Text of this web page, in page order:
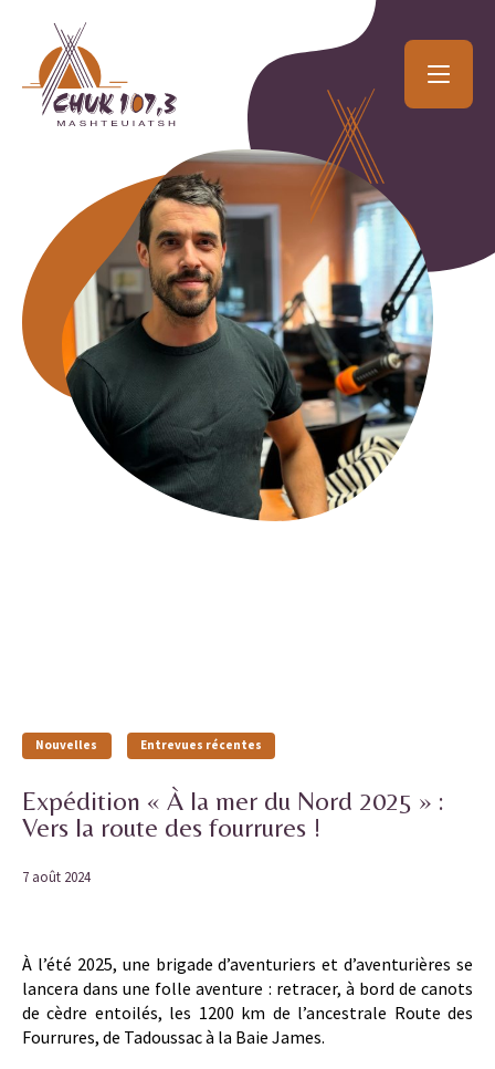
Nouvelles Entrevues récentes
Expédition « À la mer du Nord 2025 » :
Vers la route des fourrures !
7 août 2024
À l’été 2025, une brigade d’aventuriers et d’aventurières se
lancera dans une folle aventure : retracer, à bord de canots
de cèdre entoilés, les 1200 km de l’ancestrale Route des
Fourrures, de Tadoussac à la Baie James.